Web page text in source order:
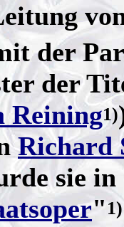
der
der
Reining1)
Richard
sie in
"1)